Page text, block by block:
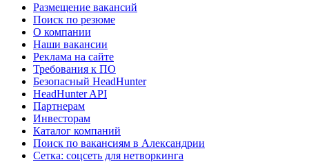
Размещение вакансий
Поиск по резюме
О компании
Наши вакансии
Реклама на сайте
Требования к ПО
Безопасный HeadHunter
HeadHunter API
Партнерам
Инвесторам
Каталог компаний
Поиск по вакансиям в Александрии
Сетка: соцсеть для нетворкинга